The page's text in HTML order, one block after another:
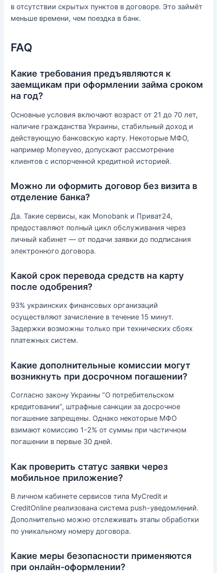
в отсутствии скрытых пунктов в договоре. Это займёт
меньше времени, чем поездка в банк.
FAQ
Какие требования предъявляются к
заемщикам при оформлении займа сроком
на год?
Основные условия включают возраст от 21 до 70 лет,
наличие гражданства Украины, стабильный доход и
действующую банковскую карту. Некоторые МФО,
например Moneyveo, допускают рассмотрение
клиентов с испорченной кредитной историей.
Можно ли оформить договор без визита в
отделение банка?
Да. Такие сервисы, как Monobank и Приват24,
предоставляют полный цикл обслуживания через
личный кабинет — от подачи заявки до подписания
электронного договора.
Какой срок перевода средств на карту
после одобрения?
93% украинских финансовых организаций
осуществляют зачисление в течение 15 минут.
Задержки возможны только при технических сбоях
платежных систем.
Какие дополнительные комиссии могут
возникнуть при досрочном погашении?
Согласно закону Украины “О потребительском
кредитовании”, штрафные санкции за досрочное
погашение запрещены. Однако некоторые МФО
взимают комиссию 1-2% от суммы при частичном
погашении в первые 30 дней.
Как проверить статус заявки через
мобильное приложение?
В личном кабинете сервисов типа MyCredit и
CreditOnline реализована система push-уведомлений.
Дополнительно можно отслеживать этапы обработки
по уникальному номеру договора.
Какие меры безопасности применяются
при онлайн-оформлении?